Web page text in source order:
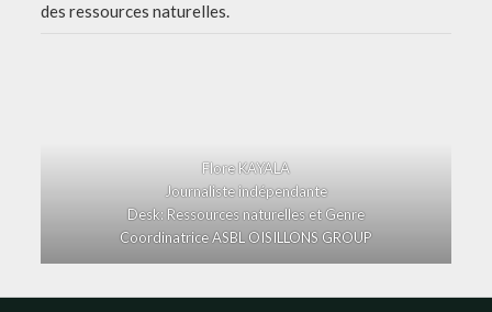
des ressources naturelles.
Flore KAYALA
Journaliste indépendante
Desk: Ressources naturelles et Genre
Coordinatrice ASBL OISILLONS GROUP